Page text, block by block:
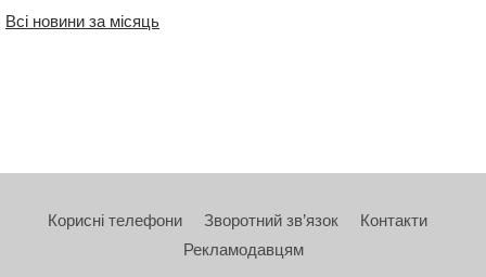
Всі новини за місяць
Корисні телефони Зворотний зв’язок
Контакти
Рекламодавцям